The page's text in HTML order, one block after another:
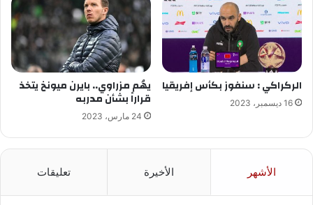
الركراكي : سنفوز بكأس إفريقيا
16 ديسمبر، 2023
يهُم مزراوي.. بايرن ميونخ يتخذ
قراراً بشأن مدربه
24 مارس، 2023
الأشهر الأخيرة تعليقات